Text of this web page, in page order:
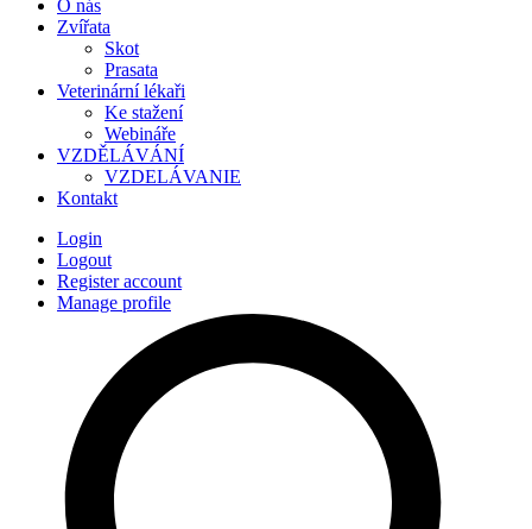
O nás
Zvířata
Skot
Prasata
Veterinární lékaři
Ke stažení
Webináře
VZDĚLÁVÁNÍ
VZDELÁVANIE
Kontakt
Login
Logout
Register account
Manage profile